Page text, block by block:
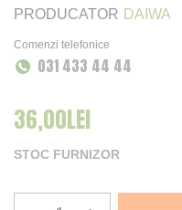
PRODUCATOR DAIWA
Comenzi telefonice
031 433 44 44
36,00LEI
STOC FURNIZOR